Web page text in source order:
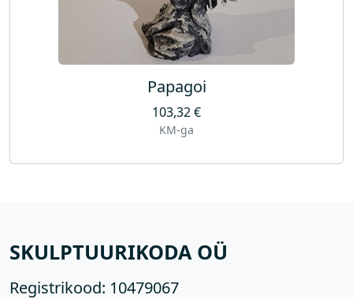
Papagoi
103,32€
KM-ga
SKULPTUURIKODA OÜ
Registrikood: 10479067